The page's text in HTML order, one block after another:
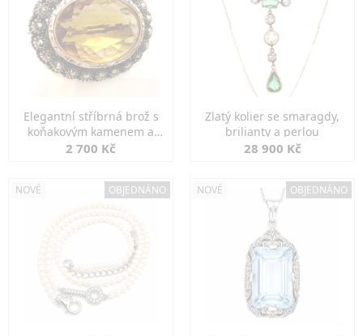
Elegantní stříbrná brož s
koňakovým kamenem a
markazity
2 700 Kč
Zlatý kolier se smaragdy,
brilianty a perlou
28 900 Kč
NOVÉ OBJEDNÁNO NOVÉ OBJEDNÁNO